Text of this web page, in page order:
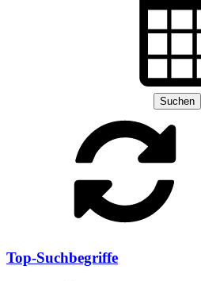
Suchen
Top-Suchbegriffe